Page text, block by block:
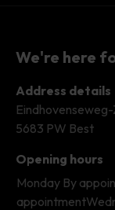
We're here
Address details
5683 PW Best
Opening hours
Monday By
appointment